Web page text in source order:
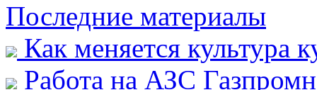
Последние материалы
Как меняется культура
Работа на АЗС